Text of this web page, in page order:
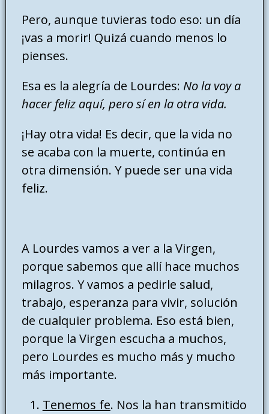
Pero, aunque tuvieras todo eso: un día
¡vas a morir! Quizá cuando menos lo
pienses.
Esa es la alegría de Lourdes: No la voy a
hacer feliz aquí, pero sí en la otra vida.
¡Hay otra vida! Es decir, que la vida no
se acaba con la muerte, continúa en
otra dimensión. Y puede ser una vida
feliz.
A Lourdes vamos a ver a la Virgen,
porque sabemos que allí hace muchos
milagros. Y vamos a pedirle salud,
trabajo, esperanza para vivir, solución
de cualquier problema. Eso está bien,
porque la Virgen escucha a muchos,
pero Lourdes es mucho más y mucho
más importante.
Tenemos fe. Nos la han transmitido